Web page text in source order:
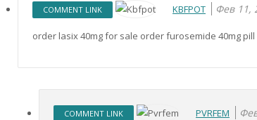
COMMENT LINK KBFPOT Фев 11,
order lasix 40mg for sale order furosemide 40mg
COMMENT LINK PVRFEM